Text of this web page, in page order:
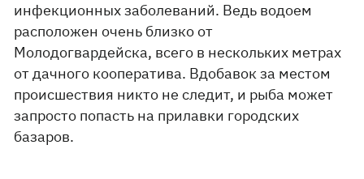
инфекционных заболеваний. Ведь водоем
расположен очень близко от
Молодогвардейска, всего в нескольких метрах
от дачного кооператива. Вдобавок за местом
происшествия никто не следит, и рыба может
запросто попасть на прилавки городских
базаров.